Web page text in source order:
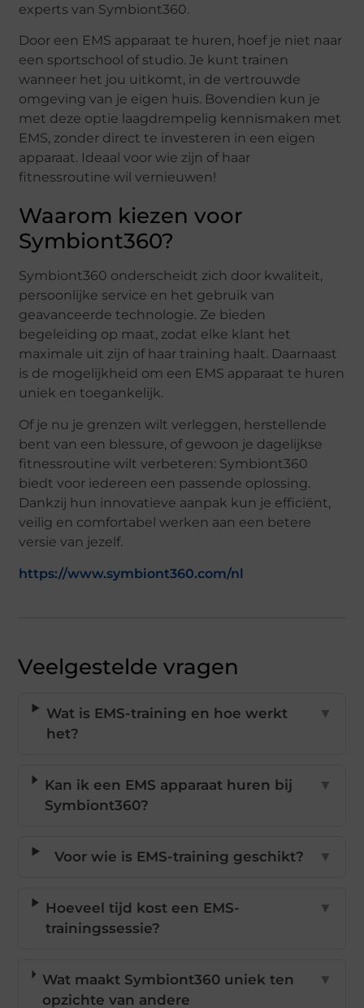
experts van Symbiont360.
Door een EMS apparaat te huren, hoef je niet naar
een sportschool of studio. Je kunt trainen
wanneer het jou uitkomt, in de vertrouwde
omgeving van je eigen huis. Bovendien kun je
met deze optie laagdrempelig kennismaken met
EMS, zonder direct te investeren in een eigen
apparaat. Ideaal voor wie zijn of haar
fitnessroutine wil vernieuwen!
Waarom kiezen voor
Symbiont360?
Symbiont360 onderscheidt zich door kwaliteit,
persoonlijke service en het gebruik van
geavanceerde technologie. Ze bieden
begeleiding op maat, zodat elke klant het
maximale uit zijn of haar training haalt. Daarnaast
is de mogelijkheid om een EMS apparaat te huren
uniek en toegankelijk.
Of je nu je grenzen wilt verleggen, herstellende
bent van een blessure, of gewoon je dagelijkse
fitnessroutine wilt verbeteren: Symbiont360
biedt voor iedereen een passende oplossing.
Dankzij hun innovatieve aanpak kun je efficiënt,
veilig en comfortabel werken aan een betere
versie van jezelf.
https://www.symbiont360.com/nl
Veelgestelde vragen
Wat is EMS-training en hoe werkt
het?
▼
Kan ik een EMS apparaat huren bij
Symbiont360?
▼
Voor wie is EMS-training geschikt? ▼
Hoeveel tijd kost een EMS-
trainingssessie?
▼
Wat maakt Symbiont360 uniek ten
opzichte van andere
▼